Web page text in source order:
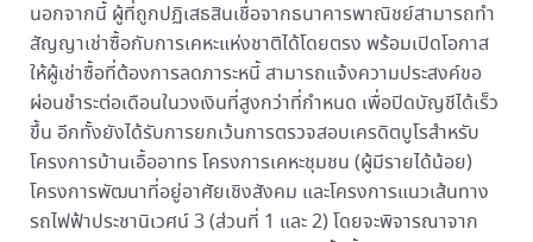
นอกจากนี้ ผู้ที่ถูกปฏิเสธสินเชื่อจากธนาคารพาณิชย์สามารถทำ
สัญญาเช่าซื้อกับการเคหะแห่งชาติได้โดยตรง พร้อมเปิดโอกาส
ให้ผู้เช่าซื้อที่ต้องการลดภาระหนี้ สามารถแจ้งความประสงค์ขอ
ผ่อนชำระต่อเดือนในวงเงินที่สูงกว่าที่กำหนด เพื่อปิดบัญชีได้เร็ว
ขึ้น อีกทั้งยังได้รับการยกเว้นการตรวจสอบเครดิตบูโรสำหรับ
โครงการบ้านเอื้ออาทร โครงการเคหะชุมชน (ผู้มีรายได้น้อย)
โครงการพัฒนาที่อยู่อาศัยเชิงสังคม และโครงการแนวเส้นทาง
รถไฟฟ้าประชานิเวศน์ 3 (ส่วนที่ 1 และ 2) โดยจะพิจารณาจาก